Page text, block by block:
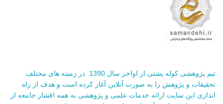
تیم پژوهشی کوله پشتی از اواخر سال 1390 در زمینه های مختلف
تحقیقات و پژوهش را به صورت آنلاین آغاز کرده است و هدف از راه
اندازی این سایت ارائه خدمات علمی و پژوهشی به همه اقشار جامعه از